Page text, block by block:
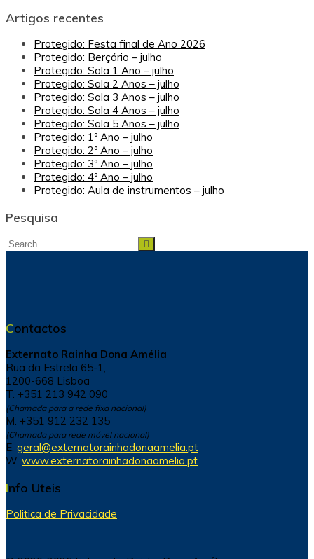
Artigos recentes
Protegido: Festa final de Ano 2026
Protegido: Berçário – julho
Protegido: Sala 1 Ano – julho
Protegido: Sala 2 Anos – julho
Protegido: Sala 3 Anos – julho
Protegido: Sala 4 Anos – julho
Protegido: Sala 5 Anos – julho
Protegido: 1º Ano – julho
Protegido: 2º Ano – julho
Protegido: 3º Ano – julho
Protegido: 4º Ano – julho
Protegido: Aula de instrumentos – julho
Pesquisa
Search
Search
Contactos
Externato Rainha Dona Amélia
Rua da Estrela 65-1,
1200-668 Lisboa
T. +351 213 942 090
(Chamada para a rede fixa nacional)
M. +351 912 232 135
(Chamada para rede móvel nacional)
E. geral@externatorainhadonaamelia.pt
W. www.externatorainhadonaamelia.pt
Info Uteis
Politica de Privacidade